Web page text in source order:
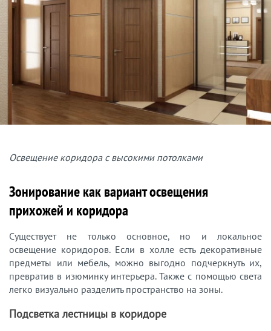
Освещение коридора с высокими потолками
Зонирование как вариант освещения
прихожей и коридора
Существует не только основное, но и локальное
освещение коридоров. Если в холле есть декоративные
предметы или мебель, можно выгодно подчеркнуть их,
превратив в изюминку интерьера. Также с помощью света
легко визуально разделить пространство на зоны.
Подсветка лестницы в коридоре